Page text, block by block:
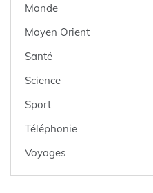
Monde
Moyen Orient
Santé
Science
Sport
Téléphonie
Voyages